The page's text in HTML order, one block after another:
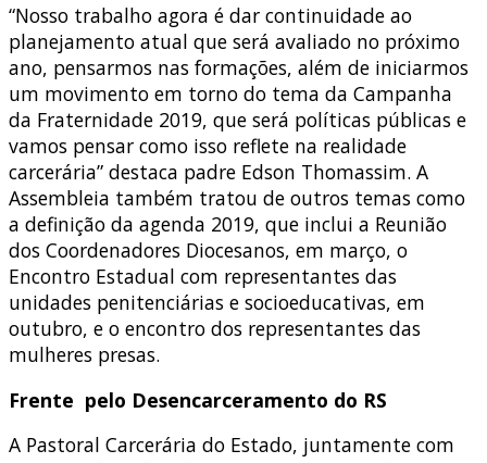
“Nosso trabalho agora é dar continuidade ao
planejamento atual que será avaliado no próximo
ano, pensarmos nas formações, além de iniciarmos
um movimento em torno do tema da Campanha
da Fraternidade 2019, que será políticas públicas e
vamos pensar como isso reflete na realidade
carcerária” destaca padre Edson Thomassim. A
Assembleia também tratou de outros temas como
a definição da agenda 2019, que inclui a Reunião
dos Coordenadores Diocesanos, em março, o
Encontro Estadual com representantes das
unidades penitenciárias e socioeducativas, em
outubro, e o encontro dos representantes das
mulheres presas.
Frente pelo Desencarceramento do RS
A Pastoral Carcerária do Estado, juntamente com